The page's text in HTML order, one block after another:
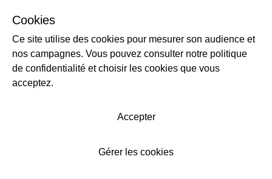
Cookies
Ce site utilise des cookies pour mesurer son audience et
nos campagnes. Vous pouvez consulter notre politique
de confidentialité et choisir les cookies que vous
acceptez.
Accepter
Gérer les cookies